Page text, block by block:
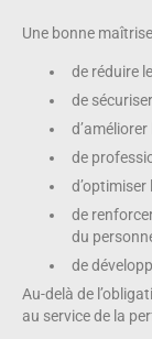
Une bonne
de réduire
de
de
d’optimiser
de
du
de
Au-delà de
au service de la